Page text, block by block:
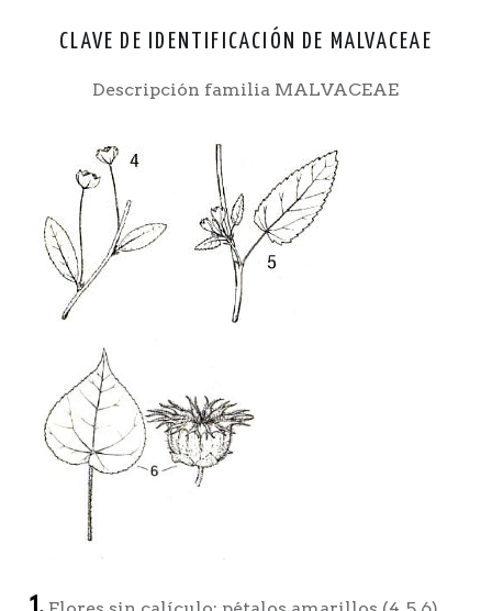
CLAVE DE IDENTIFICACIÓN DE MALVACEAE
Descripción familia MALVACEAE